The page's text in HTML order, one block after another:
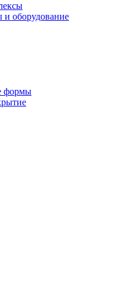
оборудование
формы